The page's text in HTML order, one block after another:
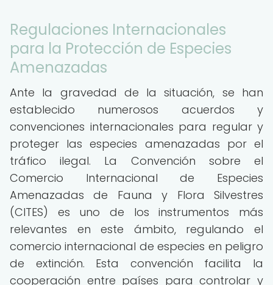
Regulaciones Internacionales
para la Protección de Especies
Amenazadas
Ante la gravedad de la situación, se han
establecido numerosos acuerdos y
convenciones internacionales para regular y
proteger las especies amenazadas por el
tráfico ilegal. La Convención sobre el
Comercio Internacional de Especies
Amenazadas de Fauna y Flora Silvestres
(CITES) es uno de los instrumentos más
relevantes en este ámbito, regulando el
comercio internacional de especies en peligro
de extinción. Esta convención facilita la
cooperación entre países para controlar y